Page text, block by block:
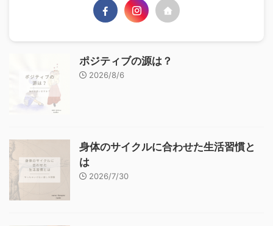
ポジティブの源は？
2026/8/6
身体のサイクルに合わせた生活習慣と
は
2026/7/30